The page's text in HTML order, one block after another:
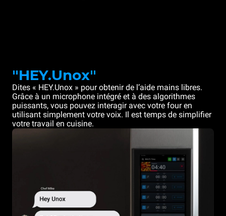
"HEY.Unox"
Dites « HEY.Unox » pour obtenir de l’aide mains libres.
Grâce à un microphone intégré et à des algorithmes
puissants, vous pouvez interagir avec votre four en
utilisant simplement votre voix. Il est temps de simplifier
votre travail en cuisine.